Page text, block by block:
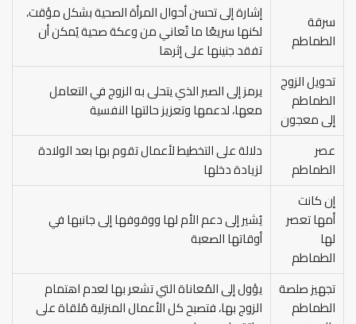
سرقة
الطماطم
إشارة إلى تحسن أحوال المرأة الصحية بشكل مؤقت،
لكنها سريعًا ما تُعاني من وعكة صحية يُمكن أن
تفقد جنينها على إثرها
تحويل الزوج
الطماطم
إلى معجون
يرمز إلى الصبر الذي يتحلى به الزوج في التعامل
معها، لدعمها وتعزيز حالتها النفسية
عصر
الطماطم
دلالة على التخطيط لأعمال تقوم بها بعد الولادة
لزيادة دخلها
إن كانت
أمها تعصر
لها
الطماطم
يُشير إلى دعم الأم لها ووقوفها إلى جانبها في
أوقاتها الصعبة
تجهيز صلصة
الطماطم
يؤول إلى المُعاناة التي تشعر بها لعدم اهتمام
الزوج بها، فتصبح كل الأعمال المنزلية مُلقاة على